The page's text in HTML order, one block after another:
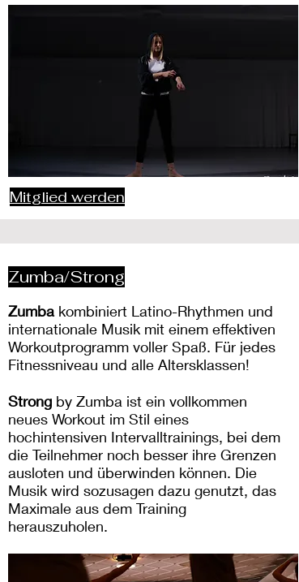
Mitglied werden
Zumba/Strong
Zumbakombiniert Latino-Rhythmen und
internationale Musik mit einem effektiven
Workoutprogramm voller Spaß. Für jedes
Fitnessniveau und alle Altersklassen!
Strong by Zumba ist ein vollkommen
neues Workout im Stil eines
hochintensiven Intervalltrainings, bei dem
die Teilnehmer noch besser ihre Grenzen
ausloten und überwinden können. Die
Musik wird sozusagen dazu genutzt, das
Maximale aus dem Training
herauszuholen.